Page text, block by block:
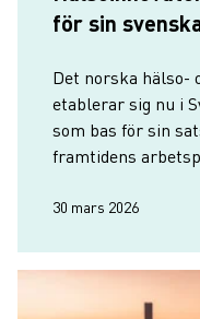
för sin
Det norska hälso-
etablerar sig nu i
som bas för sin
framtidens
30 mars 2026